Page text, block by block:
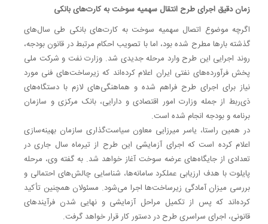
زمان دقیق اجرای طرح انتقال سهمیه سوخت به کارت‌های بانکی
اگرچه موضوع اتصال سهمیه سوخت به کارت‌های بانکی طی سال‌های
گذشته بارها مطرح شده بود، اما با تصویب احکام مرتبط در قانون بودجه،
روند اجرایی این طرح وارد مرحله جدیدی شد. وزارت نفت و شرکت ملی
پخش فرآورده‌های نفتی ایران اعلام کرده‌اند که زیرساخت‌های فنی مورد
نیاز برای اجرای طرح فراهم شده و هماهنگی‌های لازم با دستگاه‌های
ذی‌ربط از جمله وزارت امور اقتصادی و دارایی، بانک مرکزی و سازمان
برنامه و بودجه انجام شده است.
در همین راستا، یاسر میرزایی معاون سیاست‌گذاری سازمان بهینه‌سازی
اعلام کرده است که اجرای آزمایشی این طرح از تیرماه سال جاری در
تعدادی از جایگاه‌های عرضه سوخت آغاز خواهد شد. به گفته وی، مرحله
پایلوت با هدف ارزیابی عملکرد سامانه‌ها، شناسایی چالش‌های احتمالی و
بررسی میزان آمادگی زیرساخت‌ها اجرا می‌شود. مسئولان همچنین تأکید
کرده‌اند که پس از تکمیل مراحل آزمایشی و نهایی شدن فرآیندهای
قانونی، اجرای سراسری طرح در دستور کار قرار خواهد گرفت.